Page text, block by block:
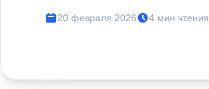
20 февраля 2026 4 мин чтения